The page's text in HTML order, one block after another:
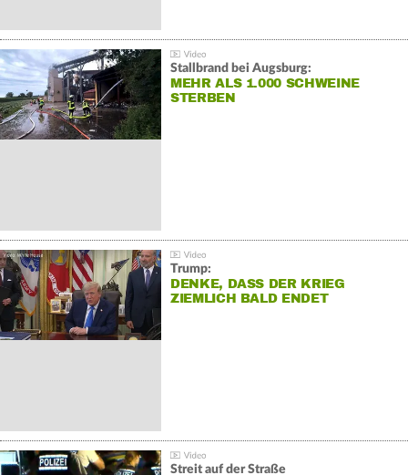
Stallbrand bei Augsburg:
MEHR ALS 1.000 SCHWEINE
STERBEN
Trump:
DENKE, DASS DER KRIEG
ZIEMLICH BALD ENDET
Streit auf der Straße